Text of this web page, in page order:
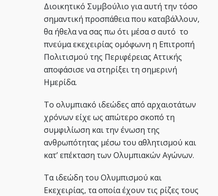
Διοικητικό Συμβούλιο για αυτή την τόσο
σημαντική προσπάθεια που καταβάλλουν,
θα ήθελα να σας πω ότι μέσα σ αυτό το
πνεύμα εκεχειρίας ομόφωνη η Επιτροπή
Πολιτισμού της Περιφέρειας Αττικής
αποφάσισε να στηρίξει τη σημερινή
Ημερίδα.
Το ολυμπιακό ιδεώδες από αρχαιοτάτων
χρόνων είχε ως απώτερο σκοπό τη
συμφιλίωση και την ένωση της
ανθρωπότητας μέσω του αθλητισμού και
κατ’ επέκταση των Ολυμπιακών Αγώνων.
Τα ιδεώδη του Ολυμπισμού και
Εκεχειρίας, τα οποία έχουν τις ρίζες τους